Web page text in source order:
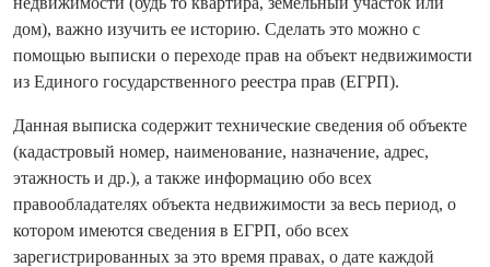
дом), важно изучить ее историю. Сделать это можно с
помощью выписки о переходе прав на объект недвижимости
из Единого государственного реестра прав (ЕГРП).
Данная выписка содержит технические сведения об объекте
(кадастровый номер, наименование, назначение, адрес,
этажность и др.), а также информацию обо всех
правообладателях объекта недвижимости за весь период, о
котором имеются сведения в ЕГРП, обо всех
зарегистрированных за это время правах, о дате каждой